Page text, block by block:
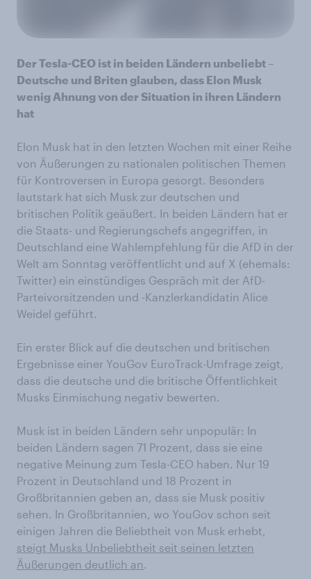
Der Tesla-CEO ist in beiden Ländern unbeliebt –
Deutsche und Briten glauben, dass Elon Musk
wenig Ahnung von der Situation in ihren Ländern
hat
Elon Musk hat in den letzten Wochen mit einer Reihe
von Äußerungen zu nationalen politischen Themen
für Kontroversen in Europa gesorgt. Besonders
lautstark hat sich Musk zur deutschen und
britischen Politik geäußert. In beiden Ländern hat er
die Staats- und Regierungschefs angegriffen, in
Deutschland eine Wahlempfehlung für die AfD in der
Welt am Sonntag veröffentlicht und auf X (ehemals:
Twitter) ein einstündiges Gespräch mit der AfD-
Parteivorsitzenden und -Kanzlerkandidatin Alice
Weidel geführt.
Ein erster Blick auf die deutschen und britischen
Ergebnisse einer YouGov EuroTrack-Umfrage zeigt,
dass die deutsche und die britische Öffentlichkeit
Musks Einmischung negativ bewerten.
Musk ist in beiden Ländern sehr unpopulär: In
beiden Ländern sagen 71 Prozent, dass sie eine
negative Meinung zum Tesla-CEO haben. Nur 19
Prozent in Deutschland und 18 Prozent in
Großbritannien geben an, dass sie Musk positiv
sehen. In Großbritannien, wo YouGov schon seit
einigen Jahren die Beliebtheit von Musk erhebt,
steigt Musks Unbeliebtheit seit seinen letzten
Äußerungen deutlich an.